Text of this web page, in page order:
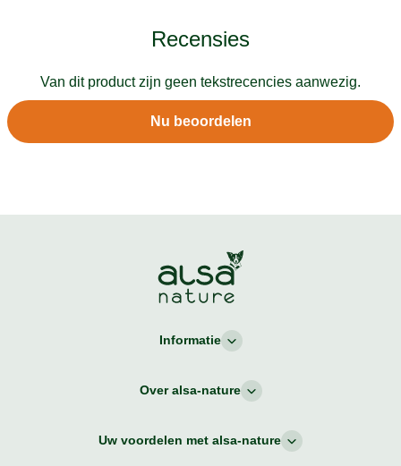
Recensies
Van dit product zijn geen tekstrecencies aanwezig.
Nu beoordelen
Informatie
Over alsa-nature
Uw voordelen met alsa-nature